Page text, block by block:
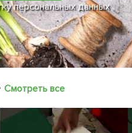
персональных данных
Смотреть все